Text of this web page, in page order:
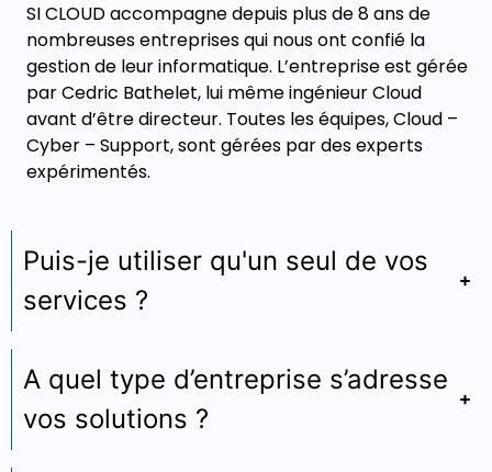
SI CLOUD accompagne depuis plus de 8 ans de
nombreuses entreprises qui nous ont confié la
gestion de leur informatique. L’entreprise est gérée
par Cedric Bathelet, lui même ingénieur Cloud
avant d’être directeur. Toutes les équipes, Cloud –
Cyber – Support, sont gérées par des experts
expérimentés.
Puis-je utiliser qu'un seul de vos
services ?
A quel type d’entreprise s’adresse
vos solutions ?